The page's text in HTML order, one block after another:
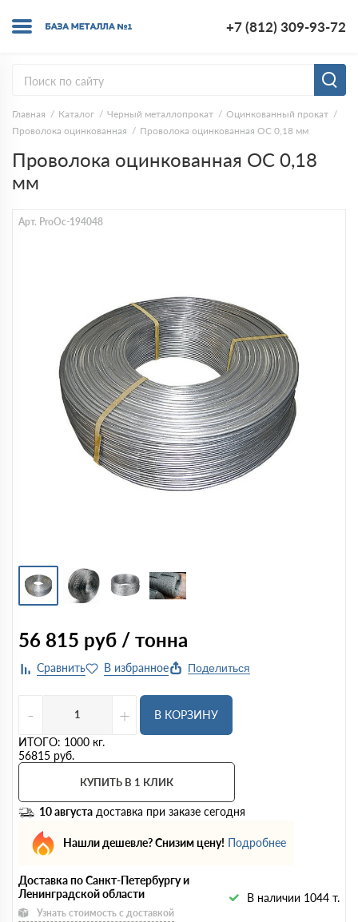
+7 (812) 309-93-72
Главная Каталог Черный металлопрокат
Оцинкованный прокат
Проволока оцинкованная
Проволока оцинкованная ОС 0,18 мм
Проволока оцинкованная ОС 0,18
мм
Арт. ProOc-194048
56 815 руб / тонна
Поделиться
- +
В КОРЗИНУ
ИТОГО: 1000 кг.
56815 руб.
КУПИТЬ В 1 КЛИК
10 августа доставка при заказе сегодня
Нашли дешевле? Снизим цену! Подробнее
Доставка по Санкт-Петербургу и
Ленинградской области
Узнать стоимость с доставкой
В наличии 1044 т.